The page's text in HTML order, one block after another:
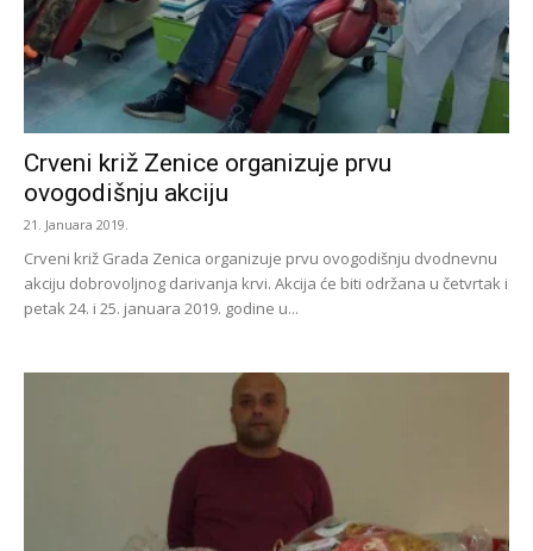
Crveni križ Zenice organizuje prvu
ovogodišnju akciju
21. Januara 2019.
Crveni križ Grada Zenica organizuje prvu ovogodišnju dvodnevnu
akciju dobrovoljnog darivanja krvi. Akcija će biti održana u četvrtak i
petak 24. i 25. januara 2019. godine u...